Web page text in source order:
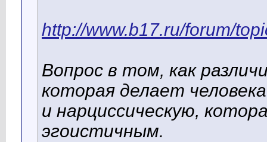
http://www.b17.ru/forum/
Вопрос в том, как
которая делает
и нарциссическую,
эгоистичным.